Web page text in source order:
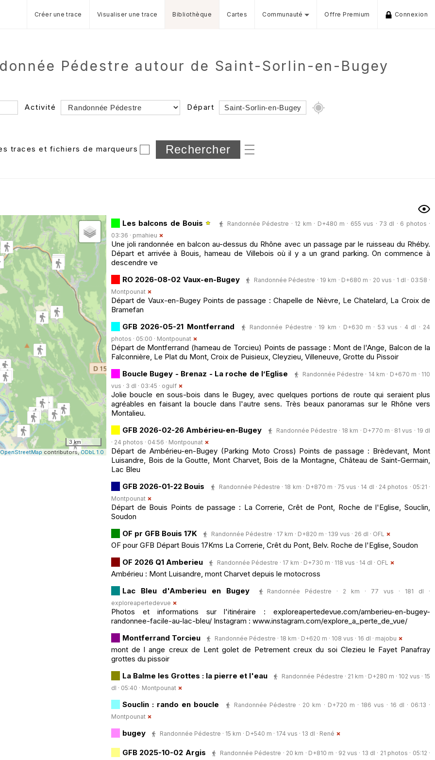
Créer une trace Visualiser une trace Bibliothèque Cartes Communauté Offre Premium Connexion
Pédestre autour de Saint-Sorlin-en-Bugey
Activité Départ
Dossier
et sous-dossiers
traces et fichiers de marqueurs
3 km
OpenStreetMap contributors,ODbL 1.0
Les balcons de Bouis
Randonnée Pédestre · 12 km · D+480 m · 655 vus · 73 dl · 6 photos ·
03:36 · pmahieu
Une joli randonnée en balcon au-dessus du Rhône avec un passage par le ruisseau du Rhéby.
Départ et arrivée à Bouis, hameau de Villebois où il y a un grand parking. On commence à
descendre ve
RO 2026-08-02 Vaux-en-Bugey
Randonnée Pédestre · 19 km · D+680 m · 20 vus · 1 dl · 03:58 ·
Montpounat
Départ de Vaux-en-Bugey Points de passage : Chapelle de Nièvre, Le Chatelard, La Croix de
Bramefan
GFB 2026-05-21 Montferrand
Randonnée Pédestre · 19 km · D+630 m · 53 vus · 4 dl · 24
photos · 05:00 · Montpounat
Départ de Montferrand (hameau de Torcieu) Points de passage : Mont de l'Ange, Balcon de la
Falconnière, Le Plat du Mont, Croix de Puisieux, Cleyzieu, Villeneuve, Grotte du Pissoir
Boucle Bugey - Brenaz - La roche de l’Eglise
Randonnée Pédestre · 14 km · D+670 m · 110
vus · 3 dl · 03:45 · ogulf
Jolie boucle en sous-bois dans le Bugey, avec quelques portions de route qui seraient plus
agréables en faisant la boucle dans l'autre sens. Très beaux panoramas sur le Rhône vers
Montalieu.
GFB 2026-02-26 Ambérieu-en-Bugey
Randonnée Pédestre · 18 km · D+770 m · 81 vus · 19 dl
· 24 photos · 04:56 · Montpounat
Départ de Ambérieu-en-Bugey (Parking Moto Cross) Points de passage : Brèdevant, Mont
Luisandre, Bois de la Goutte, Mont Charvet, Bois de la Montagne, Château de Saint-Germain,
Lac Bleu
GFB 2026-01-22 Bouis
Randonnée Pédestre · 18 km · D+870 m · 75 vus · 14 dl · 24 photos · 05:21 ·
Montpounat
Départ de Bouis Points de passage : La Correrie, Crêt de Pont, Roche de l'Eglise, Souclin,
Soudon
OF pr GFB Bouis 17K
Randonnée Pédestre · 17 km · D+820 m · 139 vus · 26 dl · OFL
OF pour GFB Départ Bouis 17Kms La Correrie, Crêt du Pont, Belv. Roche de l'Eglise, Soudon
OF 2026 Q1 Amberieu
Randonnée Pédestre · 17 km · D+730 m · 118 vus · 14 dl · OFL
Ambérieu : Mont Luisandre, mont Charvet depuis le motocross
Lac Bleu d'Amberieu en Bugey
Randonnée Pédestre · 2 km · 77 vus · 181 dl ·
exploreapertedevue
Photos et informations sur l'itinéraire : exploreapertedevue.com/amberieu-en-bugey-
randonnee-facile-au-lac-bleu/ Instagram : www.instagram.com/explore_a_perte_de_vue/
Montferrand Torcieu
Randonnée Pédestre · 18 km · D+620 m · 108 vus · 16 dl · majobu
mont de l ange creux de Lent golet de Petrement creux du soi Clezieu le Fayet Panafray
grottes du pissoir
La Balme les Grottes : la pierre et l'eau
Randonnée Pédestre · 21 km · D+280 m · 102 vus · 15
dl · 05:40 · Montpounat
Souclin : rando en boucle
Randonnée Pédestre · 20 km · D+720 m · 186 vus · 16 dl · 06:13 ·
Montpounat
bugey Randonnée Pédestre · 15 km · D+540 m · 174 vus · 13 dl · René
GFB 2025-10-02 Argis
Randonnée Pédestre · 20 km · D+810 m · 92 vus · 13 dl · 21 photos · 05:12 ·